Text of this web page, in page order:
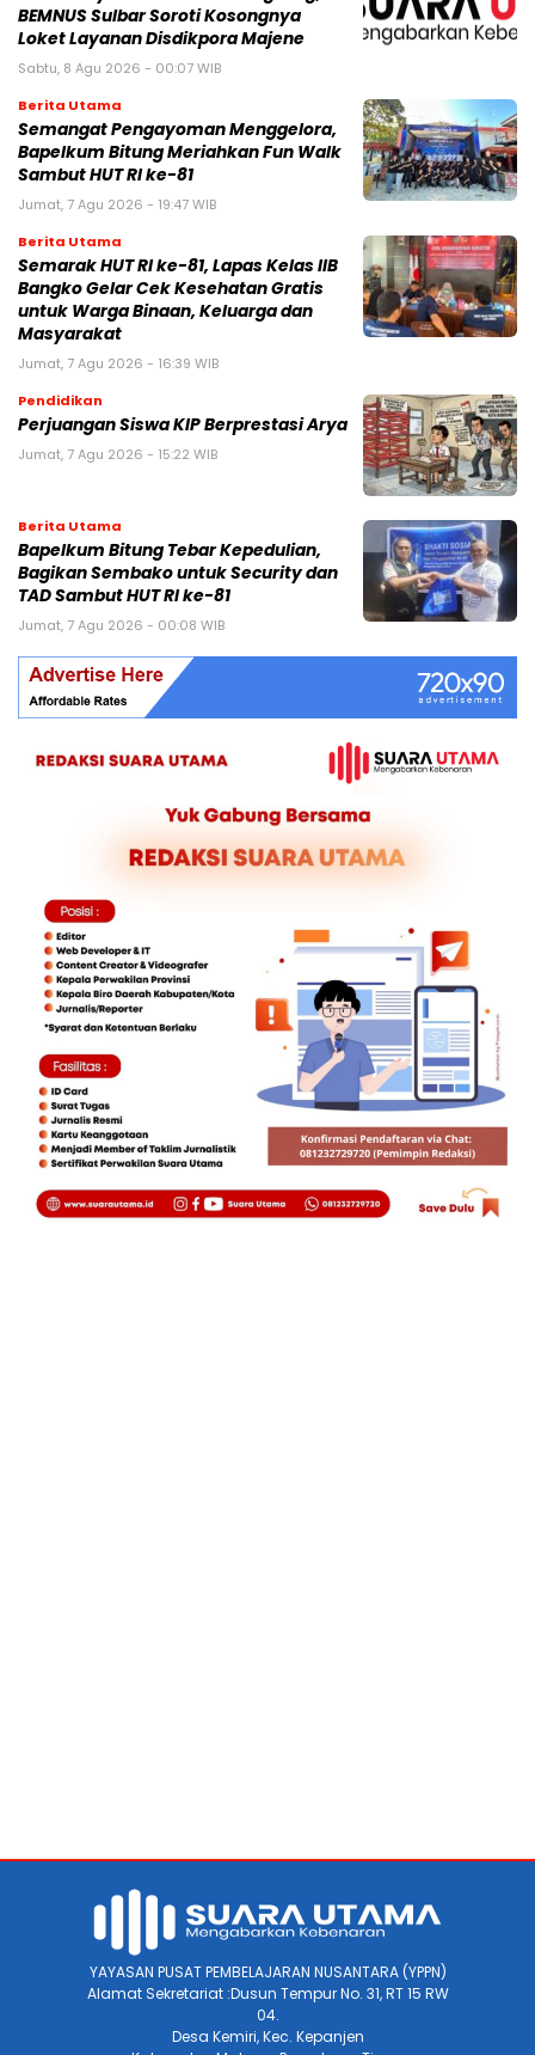
BEMNUS Sulbar Soroti Kosongnya
Loket Layanan Disdikpora Majene
Sabtu, 8 Agu 2026 - 00:07 WIB
Berita Utama
Semangat Pengayoman Menggelora,
Bapelkum Bitung Meriahkan Fun Walk
Sambut HUT RI ke-81
Jumat, 7 Agu 2026 - 19:47 WIB
Berita Utama
Semarak HUT RI ke-81, Lapas Kelas IIB
Bangko Gelar Cek Kesehatan Gratis
untuk Warga Binaan, Keluarga dan
Masyarakat
Jumat, 7 Agu 2026 - 16:39 WIB
Pendidikan
Perjuangan Siswa KIP Berprestasi Arya
Jumat, 7 Agu 2026 - 15:22 WIB
Berita Utama
Bapelkum Bitung Tebar Kepedulian,
Bagikan Sembako untuk Security dan
TAD Sambut HUT RI ke-81
Jumat, 7 Agu 2026 - 00:08 WIB
YAYASAN PUSAT PEMBELAJARAN NUSANTARA (YPPN)
Alamat Sekretariat :Dusun Tempur No. 31, RT 15 RW
04.
Desa Kemiri, Kec. Kepanjen